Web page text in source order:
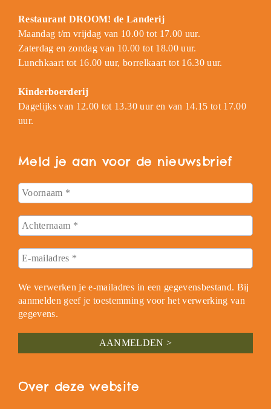
Restaurant DROOM! de Landerij
Maandag t/m vrijdag van 10.00 tot 17.00 uur.
Zaterdag en zondag van 10.00 tot 18.00 uur.
Lunchkaart tot 16.00 uur, borrelkaart tot 16.30 uur.
Kinderboerderij
Dagelijks van 12.00 tot 13.30 uur en van 14.15 tot 17.00
uur.
Meld je aan voor de nieuwsbrief
We verwerken je e-mailadres in een gegevensbestand. Bij
aanmelden geef je toestemming voor het verwerking van
gegevens.
Over deze website